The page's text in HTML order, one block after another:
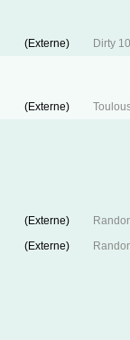
(Externe)
Dirty 10
(Externe)
(Externe)
(Externe)